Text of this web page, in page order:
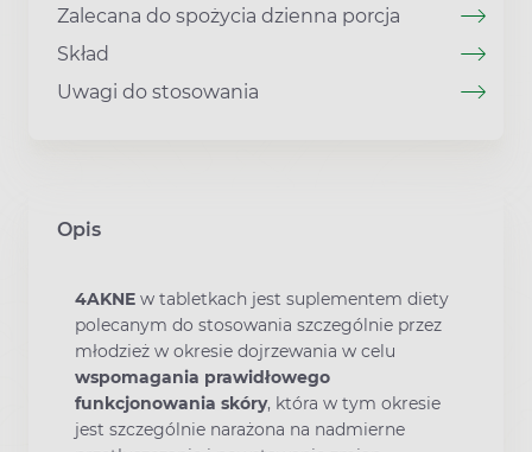
Zalecana do spożycia dzienna porcja
Skład
Uwagi do stosowania
Opis
4AKNE w tabletkach jest suplementem diety
polecanym do stosowania szczególnie przez
młodzież w okresie dojrzewania w celu
wspomagania prawidłowego
funkcjonowania skóry, która w tym okresie
jest szczególnie narażona na nadmierne